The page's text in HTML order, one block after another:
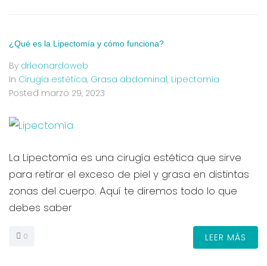
¿Qué es la Lipectomía y cómo funciona?
By drleonardoweb
In Cirugía estética, Grasa abdominal, Lipectomía
Posted marzo 29, 2023
La Lipectomía es una cirugía estética que sirve
para retirar el exceso de piel y grasa en distintas
zonas del cuerpo. Aquí te diremos todo lo que
debes saber
0 LEER MÁS